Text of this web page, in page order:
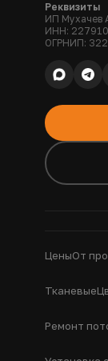
Реквизиты
ИП Мухачев
ИНН:
ОГРНИП:
ЦеныОт
Тканевые
Ремонт